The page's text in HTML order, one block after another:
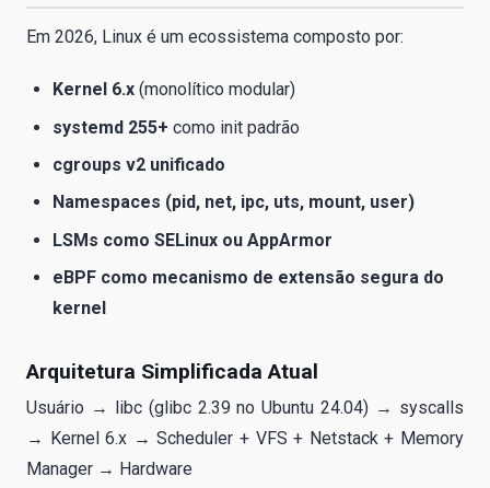
Em 2026, Linux é um ecossistema composto por:
Kernel 6.x (monolítico modular)
systemd 255+ como init padrão
cgroups v2 unificado
Namespaces (pid, net, ipc, uts, mount, user)
LSMs como SELinux ou AppArmor
eBPF como mecanismo de extensão segura do
kernel
Arquitetura Simplificada Atual
Usuário → libc (glibc 2.39 no Ubuntu 24.04) → syscalls
→ Kernel 6.x → Scheduler + VFS + Netstack + Memory
Manager → Hardware